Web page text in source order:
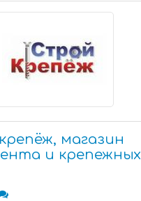
магазин
и крепежных